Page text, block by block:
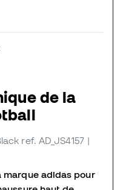
de la
ref. AD_JS4157 |
marque adidas pour